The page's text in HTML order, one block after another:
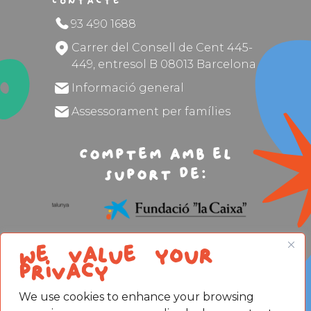
We value your
privacy
We use cookies to enhance your browsing
93 490 1688
Carrer del Consell de Cent 445-
449, entresol B 08013 Barcelona
Informació general
Assessorament per famílies
Comptem amb el
suport de:
Avís legal